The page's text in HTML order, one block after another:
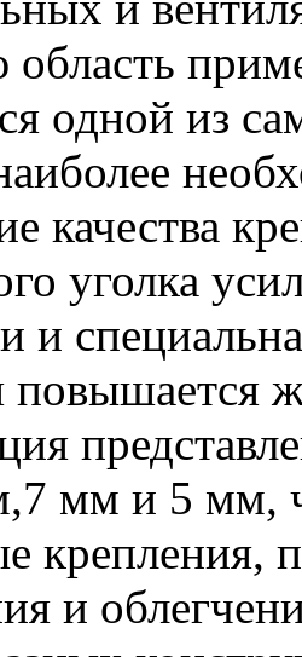
одной из
качества
уголка
и
повышается
мм и 5 мм,
и